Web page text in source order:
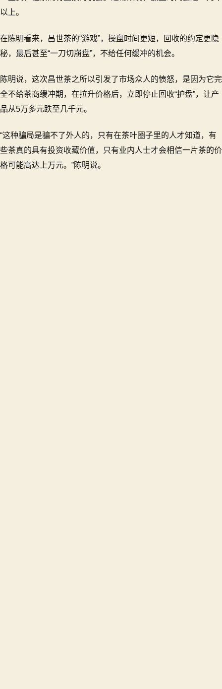
以上。
在陈明看来，昌世茶的“游戏”，操盘时间更短，回收的约定更隐
秘，最后甚至“一刀切崩盘”，不给任何缓冲的机会。
陈明说，这次昌世茶之所以引发了市场众人的愤怒，是因为它完
全不给茶商缓冲期，在拉升价格后，立即停止回收“护盘”，让产
品从5万多元跌至几千元。
“这种骗局是骗不了外人的，只有在茶叶圈子里的人才知道，有
些茶真的具有投资收藏价值，只有业内人士才会相信一片茶的价
格可能高达上万元。”陈明说。